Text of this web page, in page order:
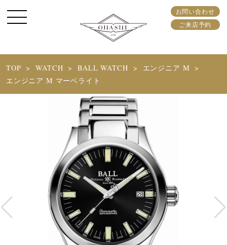
お問い合わせ
ご来店予約
TOP WATCH BALL WATCH
エンジニア M
エンジニア M マーベライト